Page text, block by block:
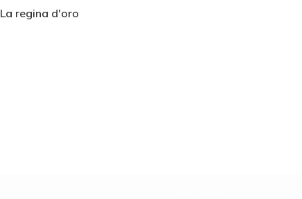
La regina d'oro